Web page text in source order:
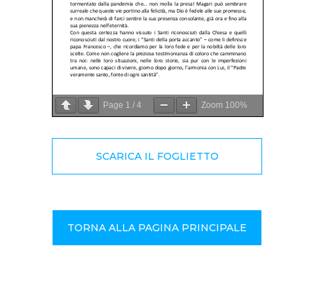
Page 1 / 4 Zoom 100%
SCARICA IL FOGLIETTO
TORNA ALLA PAGINA PRINCIPALE